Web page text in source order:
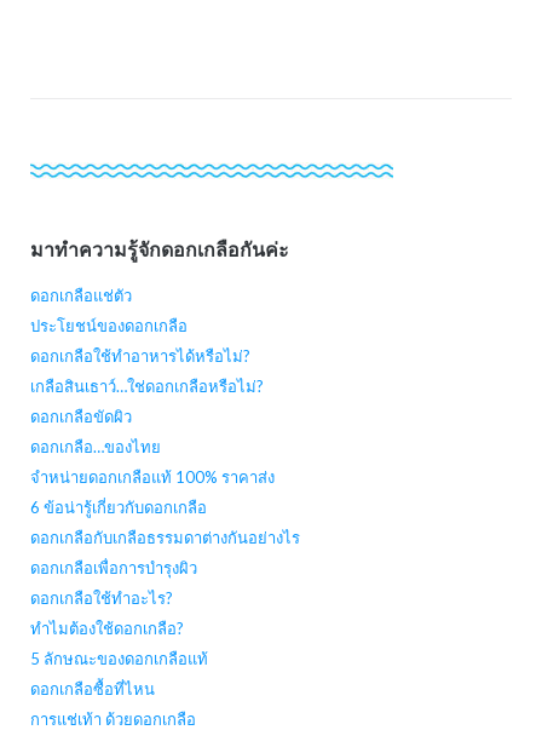
มาทำความรู้จักดอกเกลือกันค่ะ
ดอกเกลือแช่ตัว
ประโยชน์ของดอกเกลือ
ดอกเกลือใช้ทำอาหารได้หรือไม่?
เกลือสินเธาว์…ใช่ดอกเกลือหรือไม่?
ดอกเกลือขัดผิว
ดอกเกลือ…ของไทย
จำหน่ายดอกเกลือแท้ 100% ราคาส่ง
6 ข้อน่ารู้เกี่ยวกับดอกเกลือ
ดอกเกลือกับเกลือธรรมดาต่างกันอย่างไร
ดอกเกลือเพื่อการบำรุงผิว
ดอกเกลือใช้ทำอะไร?
ทำไมต้องใช้ดอกเกลือ?
5 ลักษณะของดอกเกลือแท้
ดอกเกลือซื้อที่ไหน
การแช่เท้า ด้วยดอกเกลือ